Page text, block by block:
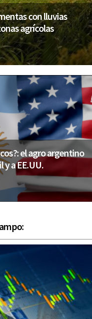
con lluvias
agrícolas
el agro argentino
y a EE.UU.